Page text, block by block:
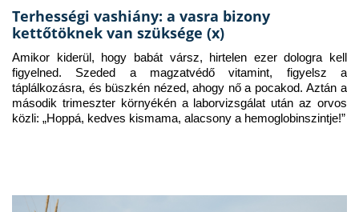
Terhességi vashiány: a vasra bizony
kettőtöknek van szüksége (x)
Amikor kiderül, hogy babát vársz, hirtelen ezer dologra kell
figyelned. Szeded a magzatvédő vitamint, figyelsz a
táplálkozásra, és büszkén nézed, ahogy nő a pocakod. Aztán a
második trimeszter környékén a laborvizsgálat után az orvos
közli: „Hoppá, kedves kismama, alacsony a hemoglobinszintje!”